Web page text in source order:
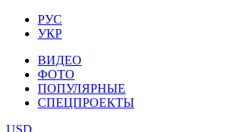
РУС
УКР
ВИДЕО
ФОТО
ПОПУЛЯРНЫЕ
СПЕЦПРОЕКТЫ
USD